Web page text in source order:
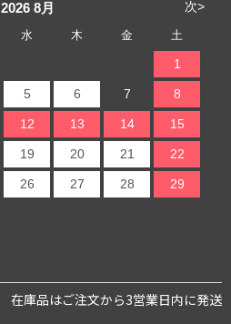
次>
2026 8月
水 木 金 土
1
5 6 7 8
12 13 14 15
19 20 21 22
26 27 28 29
在庫品はご注文から3営業日内に発送